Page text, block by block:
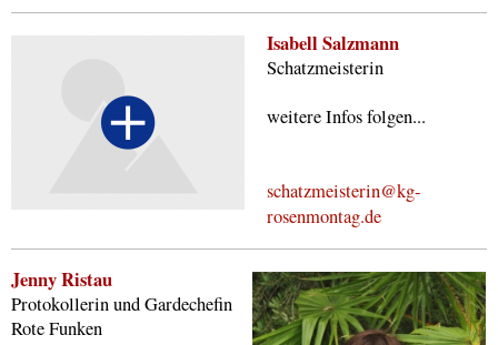
Isabell Salzmann
Schatzmeisterin
weitere Infos folgen...
schatzmeisterin@kg-
rosenmontag.de
Jenny Ristau
Protokollerin und Gardechefin
Rote Funken